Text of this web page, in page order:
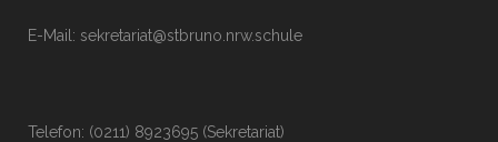
E-Mail: sekretariat@stbruno.nrw.schule
Telefon: (0211) 8923695 (Sekretariat)